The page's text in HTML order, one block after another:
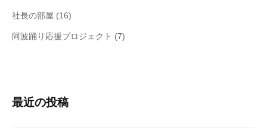
社長の部屋 (16)
阿波踊り応援プロジェクト (7)
最近の投稿